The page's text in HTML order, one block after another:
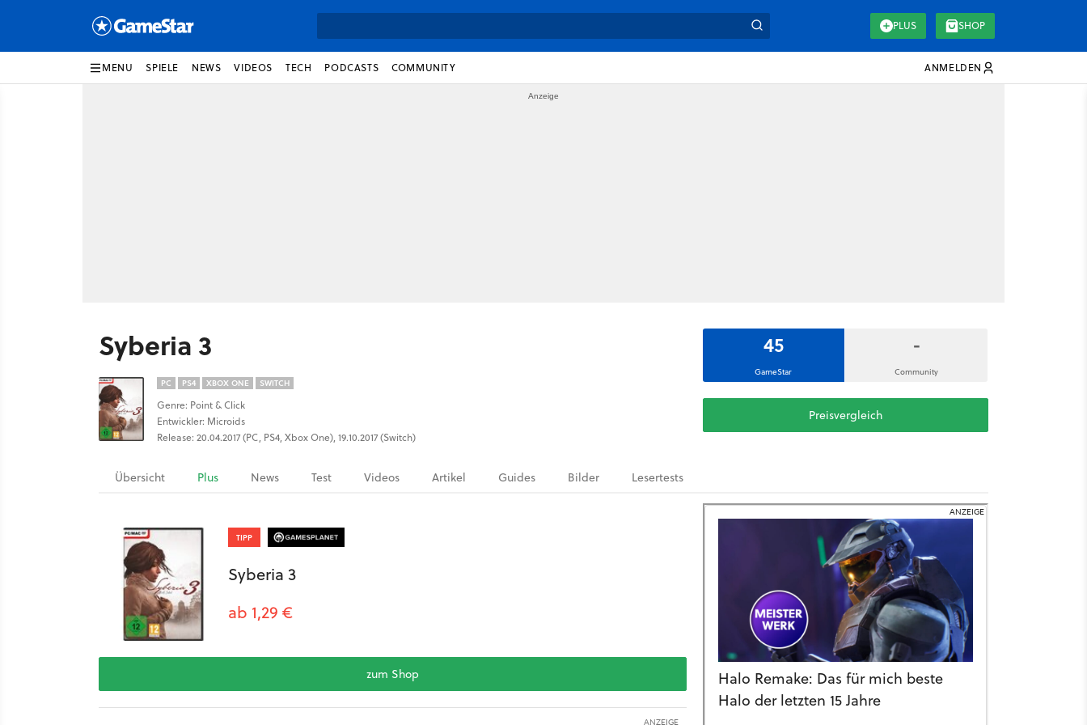
PLUS SHOP
MENU SPIELE NEWS VIDEOS TECH PODCASTS COMMUNITY ANMELDEN
Syberia 3
PC PS4 XBOX ONE SWITCH
Genre: Point & Click
Entwickler: Microids
Release: 20.04.2017 (PC, PS4, Xbox One), 19.10.2017 (Switch)
45
GameStar
-
Community
Preisvergleich
Übersicht Plus News Test Videos Artikel Guides Bilder Lesertests
TIPP
Syberia 3
ab 1,29 €
zum Shop
ANZEIGE